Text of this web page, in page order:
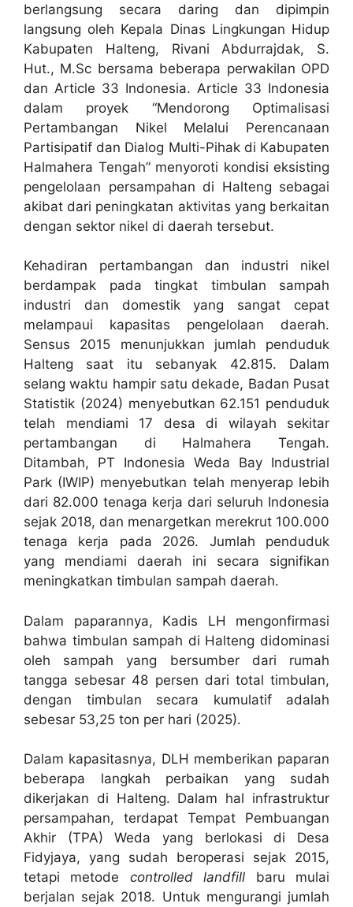
berlangsung secara daring dan dipimpin
langsung oleh Kepala Dinas Lingkungan Hidup
Kabupaten Halteng, Rivani Abdurrajdak, S.
Hut., M.Sc bersama beberapa perwakilan OPD
dan Article 33 Indonesia. Article 33 Indonesia
dalam proyek “Mendorong Optimalisasi
Pertambangan Nikel Melalui Perencanaan
Partisipatif dan Dialog Multi-Pihak di Kabupaten
Halmahera Tengah” menyoroti kondisi eksisting
pengelolaan persampahan di Halteng sebagai
akibat dari peningkatan aktivitas yang berkaitan
dengan sektor nikel di daerah tersebut.
Kehadiran pertambangan dan industri nikel
berdampak pada tingkat timbulan sampah
industri dan domestik yang sangat cepat
melampaui kapasitas pengelolaan daerah.
Sensus 2015 menunjukkan jumlah penduduk
Halteng saat itu sebanyak 42.815. Dalam
selang waktu hampir satu dekade, Badan Pusat
Statistik (2024) menyebutkan 62.151 penduduk
telah mendiami 17 desa di wilayah sekitar
pertambangan di Halmahera Tengah.
Ditambah, PT Indonesia Weda Bay Industrial
Park (IWIP) menyebutkan telah menyerap lebih
dari 82.000 tenaga kerja dari seluruh Indonesia
sejak 2018, dan menargetkan merekrut 100.000
tenaga kerja pada 2026. Jumlah penduduk
yang mendiami daerah ini secara signifikan
meningkatkan timbulan sampah daerah.
Dalam paparannya, Kadis LH mengonfirmasi
bahwa timbulan sampah di Halteng didominasi
oleh sampah yang bersumber dari rumah
tangga sebesar 48 persen dari total timbulan,
dengan timbulan secara kumulatif adalah
sebesar 53,25 ton per hari (2025).
Dalam kapasitasnya, DLH memberikan paparan
beberapa langkah perbaikan yang sudah
dikerjakan di Halteng. Dalam hal infrastruktur
persampahan, terdapat Tempat Pembuangan
Akhir (TPA) Weda yang berlokasi di Desa
Fidyjaya, yang sudah beroperasi sejak 2015,
tetapi metode controlled landfill baru mulai
berjalan sejak 2018. Untuk mengurangi jumlah